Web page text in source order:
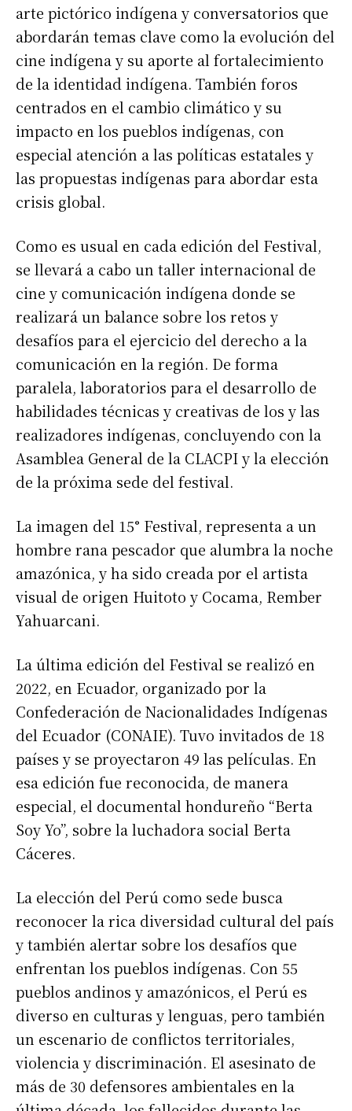
arte pictórico indígena y conversatorios que
abordarán temas clave como la evolución del
cine indígena y su aporte al fortalecimiento
de la identidad indígena. También foros
centrados en el cambio climático y su
impacto en los pueblos indígenas, con
especial atención a las políticas estatales y
las propuestas indígenas para abordar esta
crisis global.
Como es usual en cada edición del Festival,
se llevará a cabo un taller internacional de
cine y comunicación indígena donde se
realizará un balance sobre los retos y
desafíos para el ejercicio del derecho a la
comunicación en la región. De forma
paralela, laboratorios para el desarrollo de
habilidades técnicas y creativas de los y las
realizadores indígenas, concluyendo con la
Asamblea General de la CLACPI y la elección
de la próxima sede del festival.
La imagen del 15° Festival, representa a un
hombre rana pescador que alumbra la noche
amazónica, y ha sido creada por el artista
visual de origen Huitoto y Cocama, Rember
Yahuarcani.
La última edición del Festival se realizó en
2022, en Ecuador, organizado por la
Confederación de Nacionalidades Indígenas
del Ecuador (CONAIE). Tuvo invitados de 18
países y se proyectaron 49 las películas. En
esa edición fue reconocida, de manera
especial, el documental hondureño “Berta
Soy Yo”, sobre la luchadora social Berta
Cáceres.
La elección del Perú como sede busca
reconocer la rica diversidad cultural del país
y también alertar sobre los desafíos que
enfrentan los pueblos indígenas. Con 55
pueblos andinos y amazónicos, el Perú es
diverso en culturas y lenguas, pero también
un escenario de conflictos territoriales,
violencia y discriminación. El asesinato de
más de 30 defensores ambientales en la